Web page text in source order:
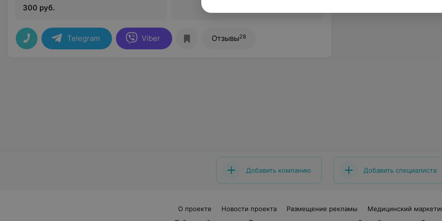
300 руб.
Telegram Viber Отзывы28
Добавить компанию Добавить специалиста
О проекте Новости проекта Размещение рекламы
Медицинский